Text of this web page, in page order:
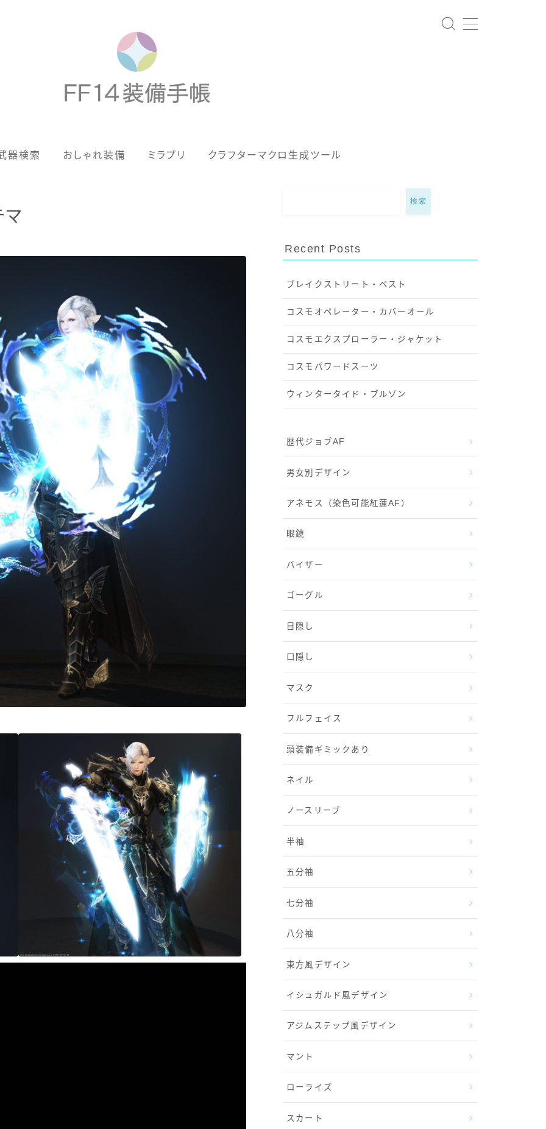
器検索 おしゃれ装備 ミラプリ クラフターマクロ生成ツール
男女別デザイン
ゴーグル
目隠し
口隠し
フルフェイス
頭装備ギミックあり
ネイル
ノースリーブ
五分袖
七分袖
イシュガルド風デザイン
アジムステップ風デザイン
ローライズ
マ
検索
Recent Posts
ブレイクストリート・ベスト
コスモオペレーター・カバーオール
コスモエクスプローラー・ジャケット
コスモパワードスーツ
ウィンタータイド・ブルゾン
歴代ジョブAF
男女別デザイン
アネモス（染色可能紅蓮AF）
眼鏡
バイザー
ゴーグル
目隠し
口隠し
マスク
フルフェイス
頭装備ギミックあり
ネイル
ノースリーブ
半袖
五分袖
七分袖
八分袖
東方風デザイン
イシュガルド風デザイン
アジムステップ風デザイン
マント
ローライズ
スカート